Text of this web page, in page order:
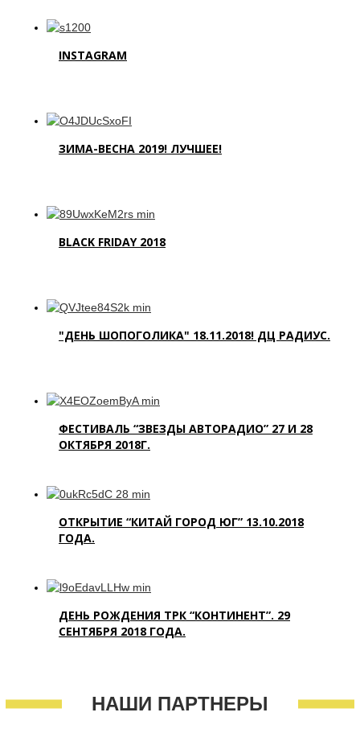
INSTAGRAM
ЗИМА-ВЕСНА 2019! ЛУЧШЕЕ!
BLACK FRIDAY 2018
"ДЕНЬ ШОПОГОЛИКА" 18.11.2018! ДЦ РАДИУС.
ФЕСТИВАЛЬ “ЗВЕЗДЫ АВТОРАДИО” 27 И 28
ОКТЯБРЯ 2018Г.
ОТКРЫТИЕ “КИТАЙ ГОРОД ЮГ” 13.10.2018
ГОДА.
ДЕНЬ РОЖДЕНИЯ ТРК “КОНТИНЕНТ”. 29
СЕНТЯБРЯ 2018 ГОДА.
НАШИ ПАРТНЕРЫ